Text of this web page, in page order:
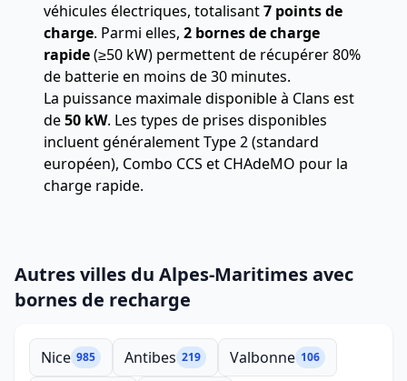
véhicules électriques, totalisant7 points de
charge. Parmi elles, 2 bornes de charge
rapide(≥50 kW) permettent de récupérer 80%
de batterie en moins de 30 minutes.
La puissance maximale disponible à Clans est
de50 kW. Les types de prises disponibles
incluent généralement Type 2 (standard
européen), Combo CCS et CHAdeMO pour la
charge rapide.
Autres villes du Alpes-Maritimes avec
bornes de recharge
Nice 985 Antibes 219 Valbonne 106